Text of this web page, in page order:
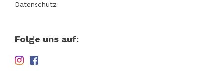
Datenschutz
Folge uns auf: